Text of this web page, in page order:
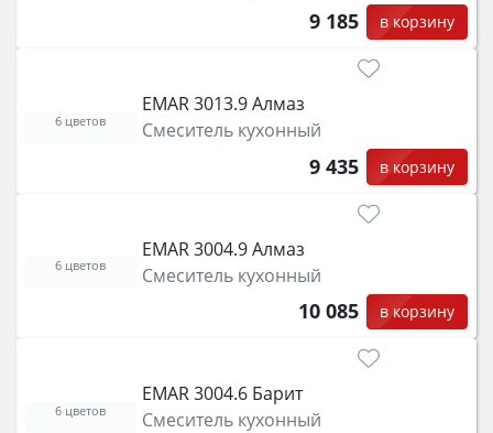
9 185 в корзину
EMAR 3013.9 Алмаз
Смеситель кухонный
9 435 в корзину
6 цветов
EMAR 3004.9 Алмаз
Смеситель кухонный
10 085 в корзину
6 цветов
EMAR 3004.6 Барит
Смеситель кухонный
6 цветов